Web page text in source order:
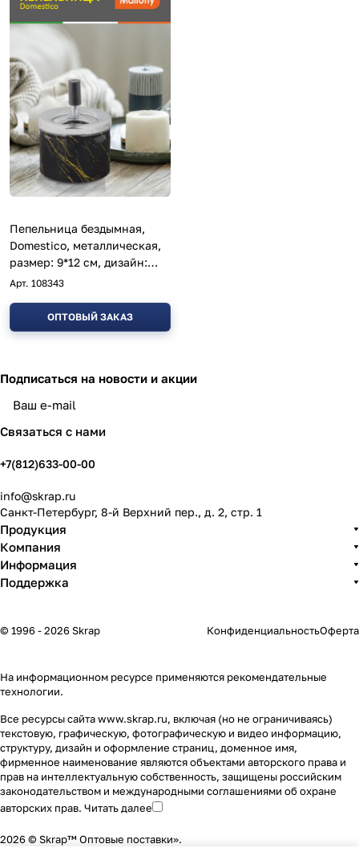
Пепельница бездымная,
Domestico, металлическая,
размер: 9*12 см, дизайн:
чёрный мрамор
Арт. 108343
ОПТОВЫЙ ЗАКАЗ
Подписаться на новости и акции
Связаться с нами
+7(812)633-00-00
info@skrap.ru
Санкт-Петербург, 8-й Верхний пер., д. 2, стр. 1
Продукция
Компания
Информация
Поддержка
© 1996 - 2026 Skrap КонфиденциальностьОферта
На информационном ресурсе применяются рекомендательные
технологии.
Все ресурсы сайта www.skrap.ru, включая (но не ограничиваясь)
текстовую, графическую, фотографическую и видео информацию,
структуру, дизайн и оформление страниц, доменное имя,
фирменное наименование являются объектами авторского права и
прав на интеллектуальную собственность, защищены российским
законодательством и международными соглашениями об охране
авторских прав. Читать далее
2026 © Skrap™ Оптовые поставки».